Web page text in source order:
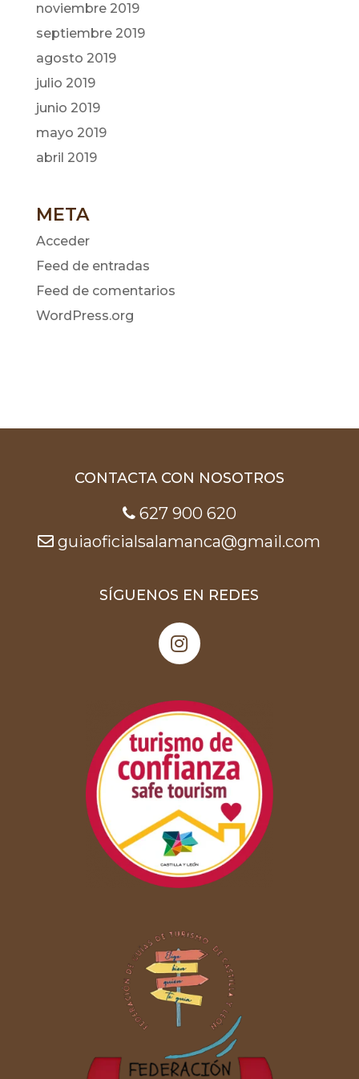
noviembre 2019
septiembre 2019
agosto 2019
julio 2019
junio 2019
mayo 2019
abril 2019
META
Acceder
Feed de entradas
Feed de comentarios
WordPress.org
CONTACTA CON NOSOTROS
627 900 620
guiaoficialsalamanca@gmail.com
SÍGUENOS EN REDES